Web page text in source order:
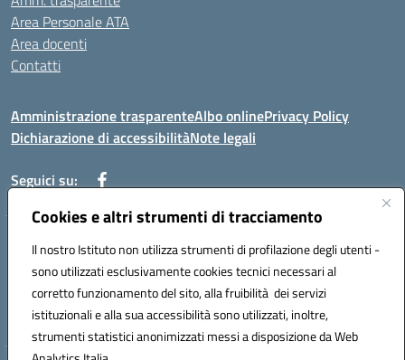
Cookies e altri strumenti di tracciamento
Il nostro Istituto non utilizza strumenti di profilazione degli utenti -
sono utilizzati esclusivamente cookies tecnici necessari al
corretto funzionamento del sito, alla fruibilità dei servizi
istituzionali e alla sua accessibilità sono utilizzati, inoltre,
strumenti statistici anonimizzati messi a disposizione da Web
Area Personale ATA
Area docenti
Contatti
Amministrazione trasparenteAlbo onlinePrivacy Policy
Dichiarazione di accessibilitàNote legali
Seguici su:
Indirizzo: VIA BRECCIAME, 46 - 81024 MADDALONI (CE)
Mail: CEIC8AU001@istruzione.it - Pec: CEIC8AU001@pec.istruzione.it -
Telefono: 0823408721
Meccanografico: CEIC8AU001
Codice fiscale: 93086080616